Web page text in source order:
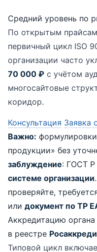
Средний уровень по
По открытым
первичный цикл ISO
организации часто
70 000 ₽ с учётом
многосайтовые
коридор.
Консультация Заявка
Важно:
продукции» без
заблуждение: ГОСТ Р
системе организации
проверяйте,
или документ по ТР
Аккредитацию
в реестре
Типовой цикл